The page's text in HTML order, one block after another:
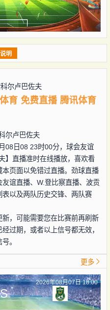
明
尔卢巴佐夫
育 免费直播 腾讯体育
尔卢巴佐夫
08日08 23时00分，球会友谊
】直播准时在线播放，喜欢看
页面以免错过直播。劲球直播
谊直播、W.登比察直播、波贡
以及两队历史交锋、两队赛
新，可能需要您在比赛前再刷新
过期，或者以上信号都无效，
。
更多
2026年08月07日 18:00